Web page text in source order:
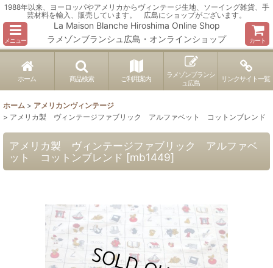
1988年以来、ヨーロッパやアメリカからヴィンテージ生地、ソーイング雑貨、手
芸材料を輸入、販売しています。 広島にショップがございます。
メニュー
La Maison Blanche Hiroshima Online Shop
ラメゾンブランシュ広島・オンラインショップ
カート
ホーム 商品検索 ご利用案内
ラメゾンブランシ
ュ広島
リンクサイト一覧
ホーム > アメリカンヴィンテージ
> アメリカ製 ヴィンテージファブリック アルファベット コットンブレンド
アメリカ製 ヴィンテージファブリック アルファベ
ット コットンブレンド [mb1449]